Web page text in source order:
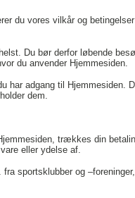
du vores vilkår og
Du bør derfor løbende
du anvender Hjemmesiden.
har adgang til
dem.
trækkes din
eller ydelse af.
sportsklubber og